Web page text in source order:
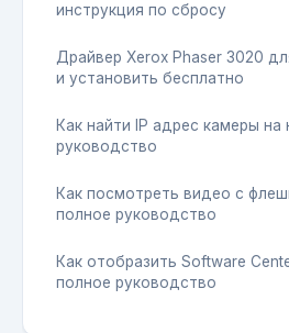
инструкция по сбросу
Драйвер Xerox Phaser 3020
и установить бесплатно
Как найти IP адрес камеры на
руководство
Как посмотреть видео с
полное руководство
Как отобразить Software
полное руководство